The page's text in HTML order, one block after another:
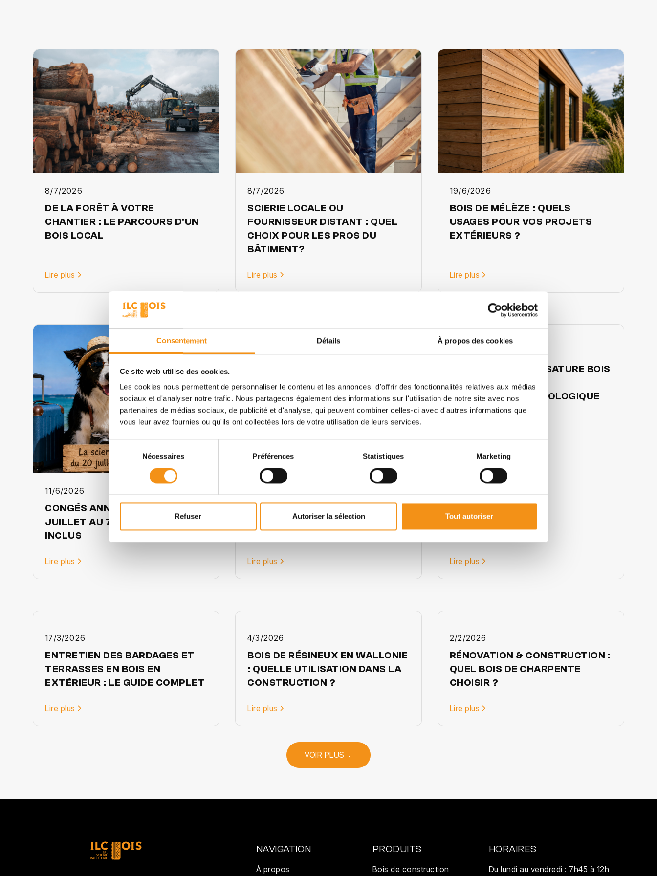
Consentement Détails À propos des cookies
Ce site web utilise des cookies.
Les cookies nous permettent de personnaliser le contenu et les annonces, d'offrir des fonctionnalités relatives aux médias
sociaux et d'analyser notre trafic. Nous partageons également des informations sur l'utilisation de notre site avec nos
partenaires de médias sociaux, de publicité et d'analyse, qui peuvent combiner celles-ci avec d'autres informations que
vous leur avez fournies ou qu'ils ont collectées lors de votre utilisation de leurs services.
Sélection
du
consentement
Nécessaires Préférences Statistiques Marketing
Refuser Autoriser la sélection Tout autoriser
8/7/2026
DE LA FORÊT À VOTRE
CHANTIER : LE PARCOURS D'UN
BOIS LOCAL
Lire plus
8/7/2026
SCIERIE LOCALE OU
FOURNISSEUR DISTANT : QUEL
CHOIX POUR LES PROS DU
BÂTIMENT?
Lire plus
19/6/2026
BOIS DE MÉLÈZE : QUELS
USAGES POUR VOS PROJETS
EXTÉRIEURS ?
Lire plus
11/6/2026
CONGÉS ANNUELS DU 20
JUILLET AU 7 AOÛT 2026
INCLUS
Lire plus
3/6/2026
BOIS DE WALLONIE : QUEL BOIS
CHOISIR POUR VOTRE TERRASSE
EXTÉRIEURE ?
Lire plus
21/4/2026
CONSTRUCTION OSSATURE BOIS
EN 2026 : UN CHOIX
ÉCONOMIQUE ET ÉCOLOGIQUE
Lire plus
17/3/2026
ENTRETIEN DES BARDAGES ET
TERRASSES EN BOIS EN
EXTÉRIEUR : LE GUIDE COMPLET
Lire plus
4/3/2026
BOIS DE RÉSINEUX EN WALLONIE
: QUELLE UTILISATION DANS LA
CONSTRUCTION ?
Lire plus
2/2/2026
RÉNOVATION & CONSTRUCTION :
QUEL BOIS DE CHARPENTE
CHOISIR ?
Lire plus
VOIR PLUS
NAVIGATION
À propos
PRODUITS
Bois de construction
HORAIRES
Du lundi au vendredi : 7h45 à 12h